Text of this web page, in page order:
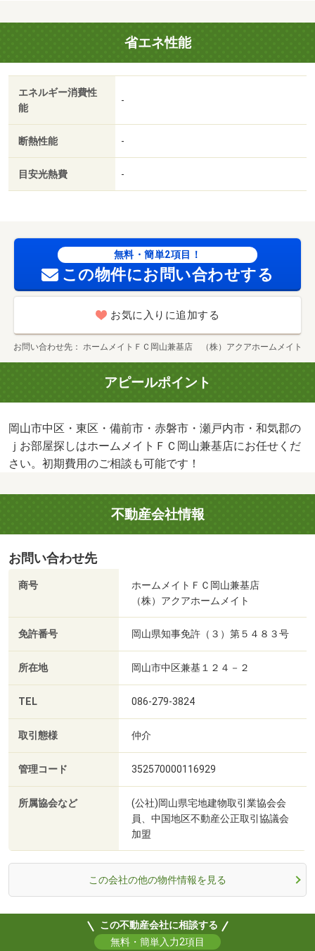
省エネ性能
エネルギー消費性
能
-
断熱性能 -
目安光熱費 -
無料・簡単2項目！
この物件にお問い合わせする
お気に入りに追加する
お問い合わせ先 ホームメイトＦＣ岡山兼基店 （株）アクアホームメイト
アピールポイント
岡山市中区・東区・備前市・赤磐市・瀬戸内市・和気郡の
ｊお部屋探しはホームメイトＦＣ岡山兼基店にお任せくだ
さい。初期費用のご相談も可能です！
不動産会社情報
お問い合わせ先
商号
ホームメイトＦＣ岡山兼基店
（株）アクアホームメイト
免許番号 岡山県知事免許（３）第５４８３号
所在地 岡山市中区兼基１２４－２
TEL 086-279-3824
取引態様 仲介
管理コード 352570000116929
所属協会など
(公社)岡山県宅地建物取引業協会会
員、中国地区不動産公正取引協議会
加盟
この会社の他の物件情報を見る
この不動産会社に相談する
無料・簡単入力2項目